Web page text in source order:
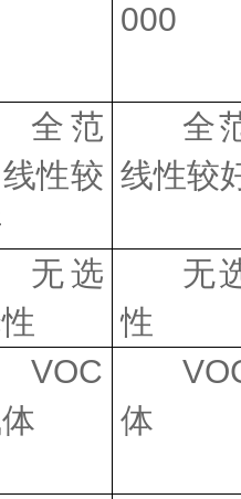
000
全范
性较
全
线性较
无选
无
性
VOC
体